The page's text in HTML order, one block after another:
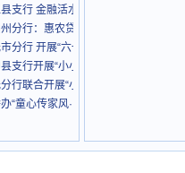
支行 金融活水浇灌石斛产业，赋能
分行：惠农贷款助春耕 金融活水润
分行 开展“六一”国际儿童节创意作
支行开展“小小牙医 守护健康大未来
行联合开展“小小银行家”财商活动
“童心传家风·邮爱伴成长”亲子活动